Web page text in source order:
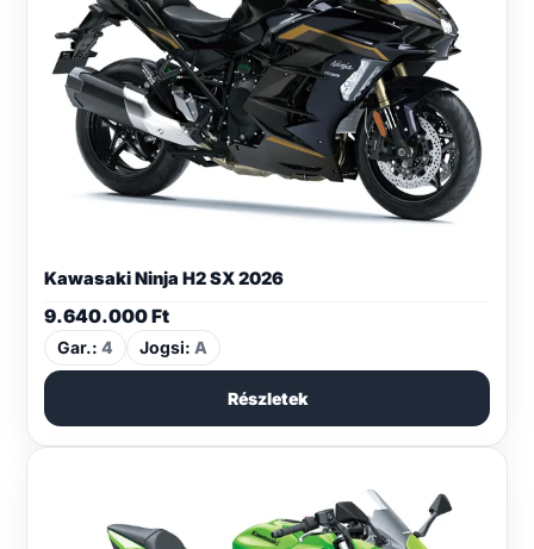
Kawasaki Ninja H2 SX 2026
9.640.000Ft
Gar.: 4 Jogsi: A
Részletek